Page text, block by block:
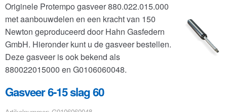
Klantenservice
FAQ
Originele Protempo gasveer 880.022.015.000
met aanbouwdelen en een kracht van 150
Newton geproduceerd door Hahn Gasfedern
GmbH. Hieronder kunt u de gasveer bestellen.
Deze gasveer is ook bekend als
880022015000 en G0106060048.
Gasveer 6-15 slag 60